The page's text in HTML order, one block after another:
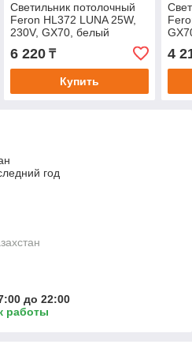
Светильник потолочный
Feron HL372 LUNA 25W,
230V, GX70, белый
6 220₸
Купить
4
год
до 22:00
работы